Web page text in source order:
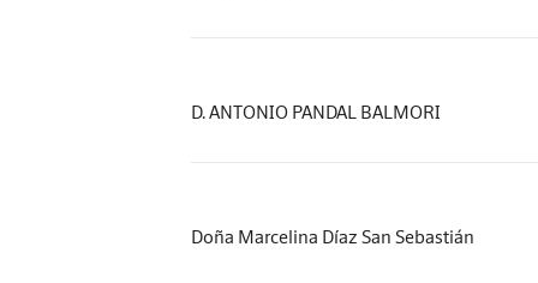
D. ANTONIO PANDAL BALMORI
Doña Marcelina Díaz San Sebastián